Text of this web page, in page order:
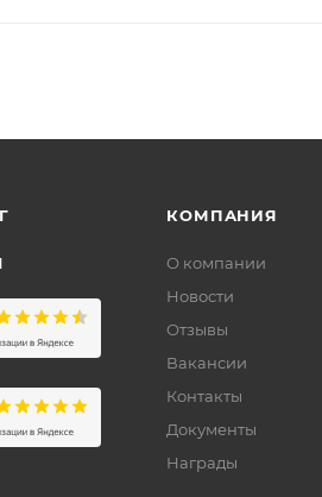
КОМПАНИЯ
О компании
Новости
Отзывы
Вакансии
Контакты
Документы
Награды